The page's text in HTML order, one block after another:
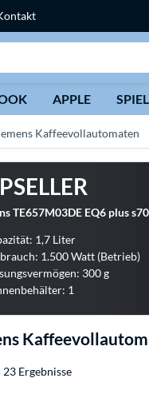
APPLE
Kaffeevollautomaten
TE657M03DE EQ6 plus
1,7 Liter
1.500 Watt (Betrieb)
300 g
1
Ergebnisse